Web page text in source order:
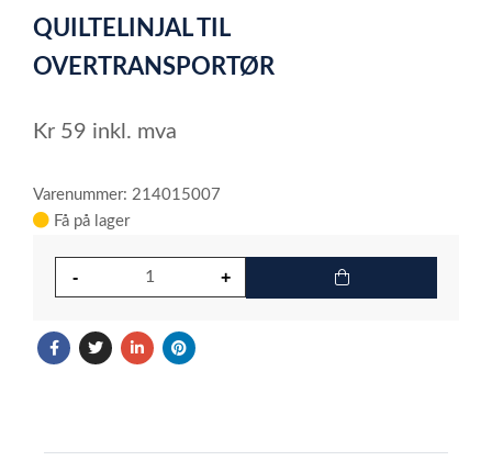
of
1
QUILTELINJAL TIL
OVERTRANSPORTØR
Kr 59 inkl. mva
Varenummer: 214015007
Få på lager